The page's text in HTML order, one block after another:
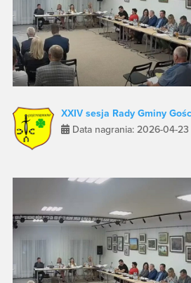
XXIV sesja Rady Gminy
Data nagrania: 2026-04-